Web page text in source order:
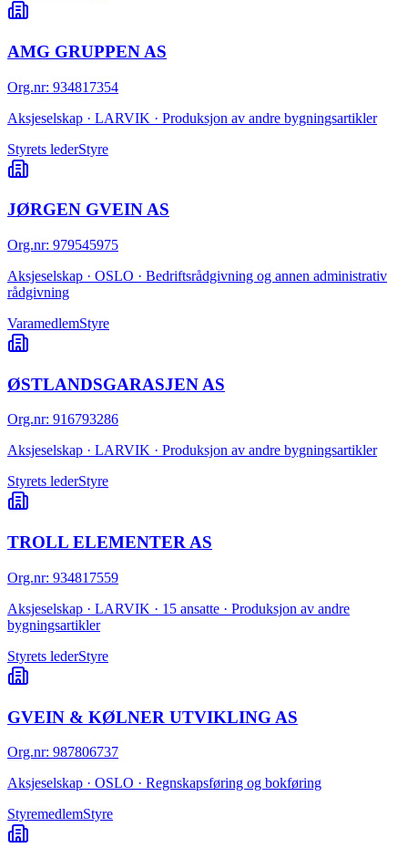
AMG GRUPPEN AS
Org.nr: 934817354
Aksjeselskap · LARVIK · Produksjon av andre bygningsartikler
Styrets lederStyre
JØRGEN GVEIN AS
Org.nr: 979545975
Aksjeselskap · OSLO · Bedriftsrådgivning og annen administrativ
rådgivning
VaramedlemStyre
ØSTLANDSGARASJEN AS
Org.nr: 916793286
Aksjeselskap · LARVIK · Produksjon av andre bygningsartikler
Styrets lederStyre
TROLL ELEMENTER AS
Org.nr: 934817559
Aksjeselskap · LARVIK · 15 ansatte · Produksjon av andre
bygningsartikler
Styrets lederStyre
GVEIN & KØLNER UTVIKLING AS
Org.nr: 987806737
Aksjeselskap · OSLO · Regnskapsføring og bokføring
StyremedlemStyre